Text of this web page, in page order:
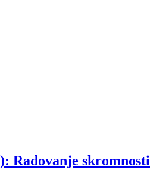
Radovanje skromnosti